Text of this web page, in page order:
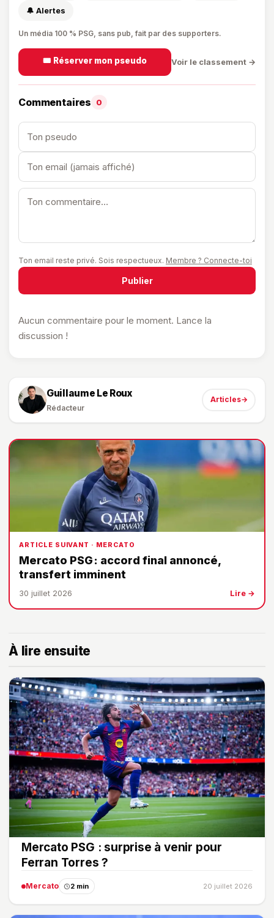
🔔 Alertes
Un média 100 % PSG, sans pub, fait par des supporters.
🎟️ Réserver mon pseudo Voir le classement →
Commentaires 0
Ton email reste privé. Sois respectueux. Membre ? Connecte-toi
Publier
Aucun commentaire pour le moment. Lance la
discussion !
Guillaume Le Roux
Rédacteur
Articles→
ARTICLE SUIVANT · MERCATO
Mercato PSG : accord final annoncé,
transfert imminent
30 juillet 2026 Lire →
À lire ensuite
Mercato PSG : surprise à venir pour
Ferran Torres ?
Mercato 2 min 20 juillet 2026